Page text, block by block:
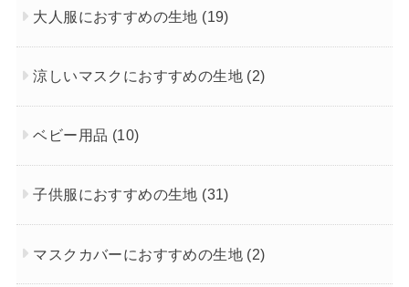
大人服におすすめの生地 (19)
涼しいマスクにおすすめの生地 (2)
ベビー用品 (10)
子供服におすすめの生地 (31)
マスクカバーにおすすめの生地 (2)